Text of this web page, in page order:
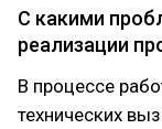
С какими
реализации
В процессе
технических